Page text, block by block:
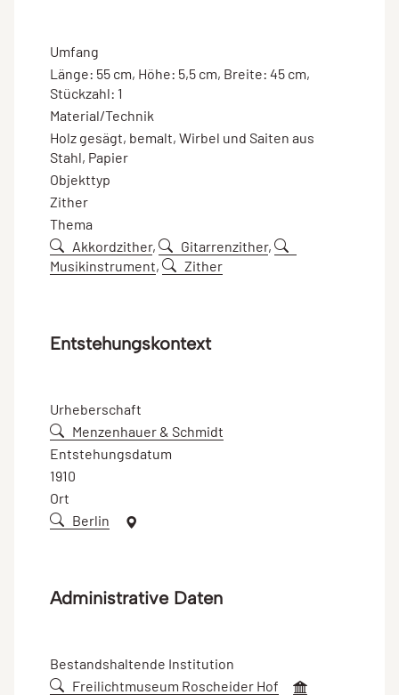
Umfang
Länge: 55 cm, Höhe: 5,5 cm, Breite: 45 cm,
Stückzahl: 1
Material/Technik
Holz gesägt, bemalt, Wirbel und Saiten aus
Stahl, Papier
Objekttyp
Zither
Thema
Akkordzither, Gitarrenzither,
Musikinstrument, Zither
Entstehungskontext
Urheberschaft
Menzenhauer & Schmidt
Entstehungsdatum
1910
Ort
Berlin
Administrative Daten
Bestandshaltende Institution
Freilichtmuseum Roscheider Hof